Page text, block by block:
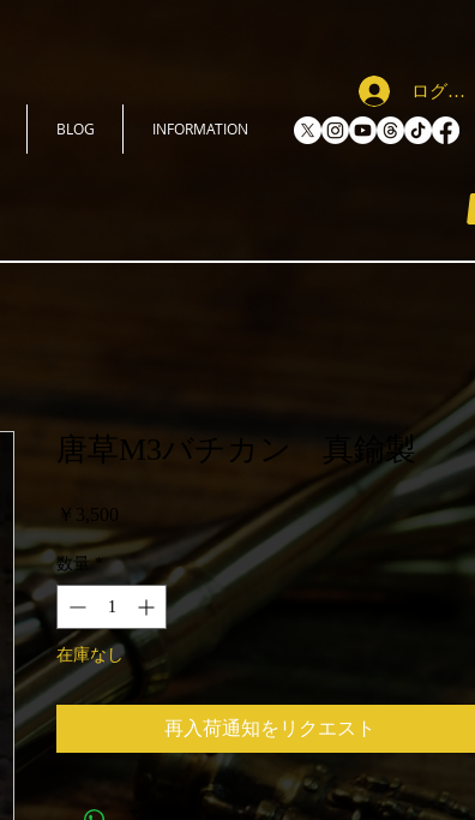
BLOG INFORMATION
ログイン
唐草M3バチカン 真鍮製
￥3,500
格
数量 *
在庫なし
再入荷通知をリクエスト